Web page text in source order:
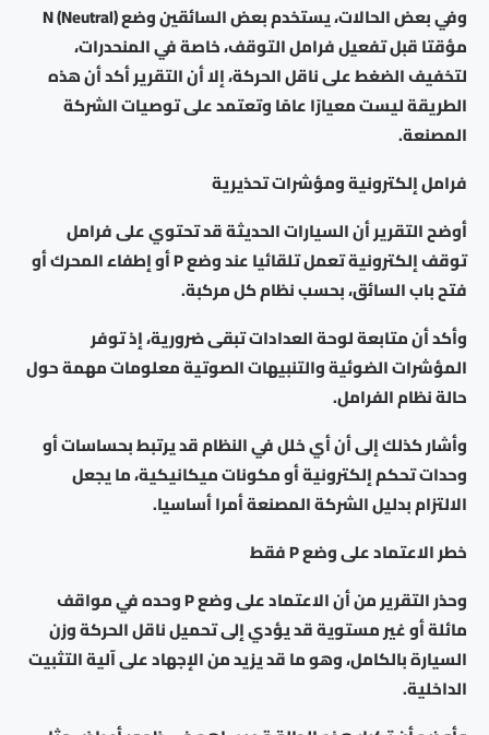
وفي بعض الحالات، يستخدم بعض السائقين وضع N (Neutral)
مؤقتا قبل تفعيل فرامل التوقف، خاصة في المنحدرات،
لتخفيف الضغط على ناقل الحركة، إلا أن التقرير أكد أن هذه
الطريقة ليست معيارًا عامًا وتعتمد على توصيات الشركة
المصنعة.
فرامل إلكترونية ومؤشرات تحذيرية
أوضح التقرير أن السيارات الحديثة قد تحتوي على فرامل
توقف إلكترونية تعمل تلقائيا عند وضع P أو إطفاء المحرك أو
فتح باب السائق، بحسب نظام كل مركبة.
وأكد أن متابعة لوحة العدادات تبقى ضرورية، إذ توفر
المؤشرات الضوئية والتنبيهات الصوتية معلومات مهمة حول
حالة نظام الفرامل.
وأشار كذلك إلى أن أي خلل في النظام قد يرتبط بحساسات أو
وحدات تحكم إلكترونية أو مكونات ميكانيكية، ما يجعل
الالتزام بدليل الشركة المصنعة أمرا أساسيا.
خطر الاعتماد على وضع P فقط
وحذر التقرير من أن الاعتماد على وضع P وحده في مواقف
مائلة أو غير مستوية قد يؤدي إلى تحميل ناقل الحركة وزن
السيارة بالكامل، وهو ما قد يزيد من الإجهاد على آلية التثبيت
الداخلية.